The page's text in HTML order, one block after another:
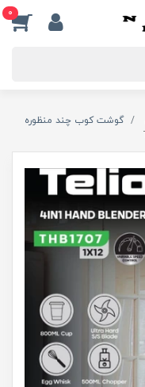
0
گوشت کوب چند منظوره